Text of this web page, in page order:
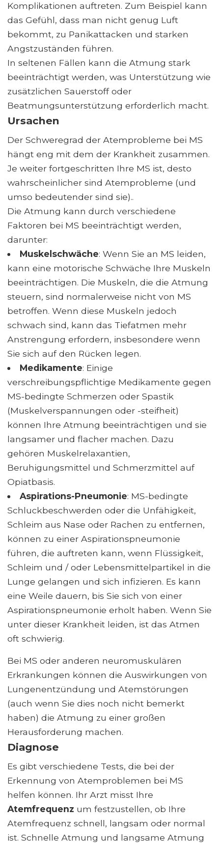
Komplikationen auftreten. Zum Beispiel kann
das Gefühl, dass man nicht genug Luft
bekommt, zu Panikattacken und starken
Angstzuständen führen.
In seltenen Fällen kann die Atmung stark
beeinträchtigt werden, was Unterstützung wie
zusätzlichen Sauerstoff oder
Beatmungsunterstützung erforderlich macht.
Ursachen
Der Schweregrad der Atemprobleme bei MS
hängt eng mit dem der Krankheit zusammen.
Je weiter fortgeschritten Ihre MS ist, desto
wahrscheinlicher sind Atemprobleme (und
umso bedeutender sind sie)..
Die Atmung kann durch verschiedene
Faktoren bei MS beeinträchtigt werden,
darunter:
Muskelschwäche: Wenn Sie an MS leiden,
kann eine motorische Schwäche Ihre Muskeln
beeinträchtigen. Die Muskeln, die die Atmung
steuern, sind normalerweise nicht von MS
betroffen. Wenn diese Muskeln jedoch
schwach sind, kann das Tiefatmen mehr
Anstrengung erfordern, insbesondere wenn
Sie sich auf den Rücken legen.
Medikamente: Einige
verschreibungspflichtige Medikamente gegen
MS-bedingte Schmerzen oder Spastik
(Muskelverspannungen oder -steifheit)
können Ihre Atmung beeinträchtigen und sie
langsamer und flacher machen. Dazu
gehören Muskelrelaxantien,
Beruhigungsmittel und Schmerzmittel auf
Opiatbasis.
Aspirations-Pneumonie: MS-bedingte
Schluckbeschwerden oder die Unfähigkeit,
Schleim aus Nase oder Rachen zu entfernen,
können zu einer Aspirationspneumonie
führen, die auftreten kann, wenn Flüssigkeit,
Schleim und / oder Lebensmittelpartikel in die
Lunge gelangen und sich infizieren. Es kann
eine Weile dauern, bis Sie sich von einer
Aspirationspneumonie erholt haben. Wenn Sie
unter dieser Krankheit leiden, ist das Atmen
oft schwierig.
Bei MS oder anderen neuromuskulären
Erkrankungen können die Auswirkungen von
Lungenentzündung und Atemstörungen
(auch wenn Sie dies noch nicht bemerkt
haben) die Atmung zu einer großen
Herausforderung machen.
Diagnose
Es gibt verschiedene Tests, die bei der
Erkennung von Atemproblemen bei MS
helfen können. Ihr Arzt misst Ihre
Atemfrequenz um festzustellen, ob Ihre
Atemfrequenz schnell, langsam oder normal
ist. Schnelle Atmung und langsame Atmung